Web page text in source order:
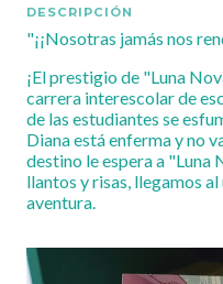
DESCRIPCIÓN
"¡¡Nosotras jamás nos
¡El prestigio de "Luna
carrera interescolar de
de las estudiantes se
Diana está enferma y no
destino le espera a "Luna
llantos y risas, llegamos
aventura.